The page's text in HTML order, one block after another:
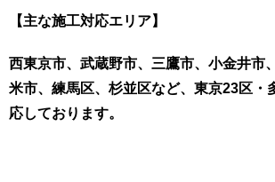
【主な施工対応エリア】
西東京市、武蔵野市、三鷹市、小金井市
米市、練馬区、杉並区など、東京23区・
応しております。